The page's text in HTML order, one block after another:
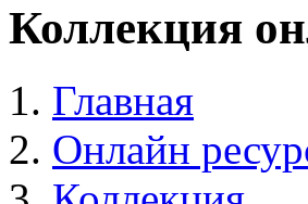
Коллекция
Главная
Онлайн